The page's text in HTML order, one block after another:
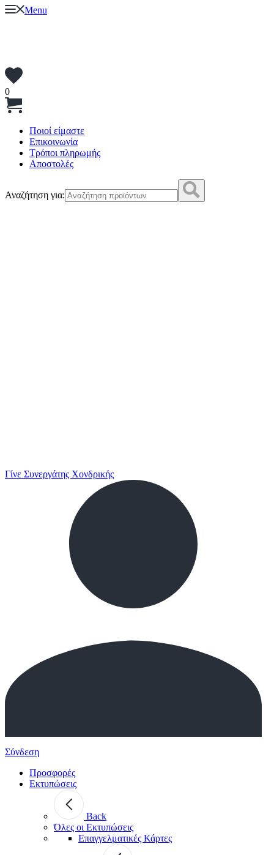
Menu
0
Ποιοί είμαστε
Επικοινωνία
Τρόποι πληρωμής
Αποστολές
Αναζήτηση για:
Γίνε Συνεργάτης Χονδρικής
Σύνδεση
Προσφορές
Εκτυπώσεις
Back
Όλες οι Εκτυπώσεις
Επαγγελματικές Κάρτες